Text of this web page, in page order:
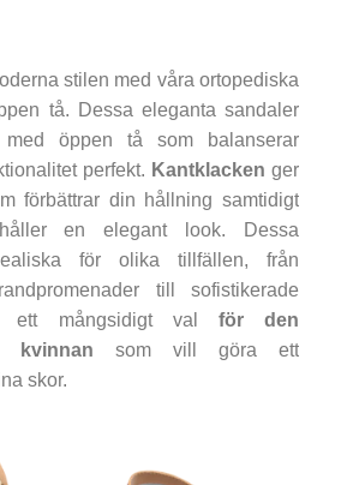
stilen med våra ortopediska
tå. Dessa eleganta sandaler
öppen tå som balanserar
perfekt. Kantklacken ger
förbättrar din hållning samtidigt
en elegant look. Dessa
för olika tillfällen, från
till sofistikerade
ett mångsidigt val för den
kvinnan som vill göra ett
skor.